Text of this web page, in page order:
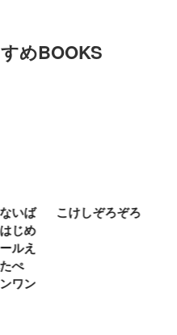
めBOOKS
こけしぞろぞろ
ＭＲ